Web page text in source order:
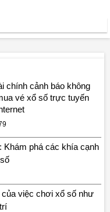
chính cảnh báo không
vé xổ số trực tuyến
Khám phá các khía cạnh
việc chơi xổ số như